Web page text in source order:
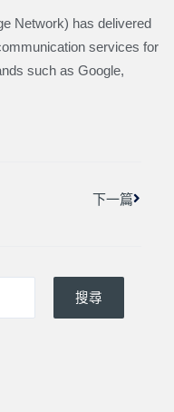
Network) has delivered
services for
such as Google,
下一篇
搜尋